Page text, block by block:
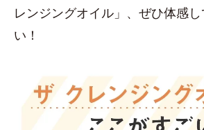
レンジングオイル」、ぜひ体感
い！